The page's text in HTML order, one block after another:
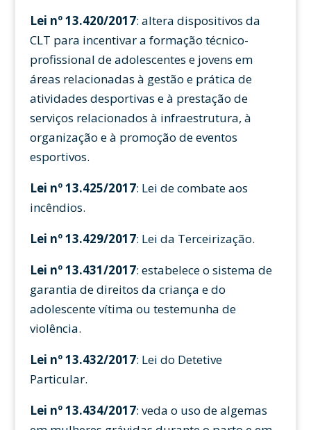
Lei nº 13.420/2017: altera dispositivos da
CLT para incentivar a formação técnico-
profissional de adolescentes e jovens em
áreas relacionadas à gestão e prática de
atividades desportivas e à prestação de
serviços relacionados à infraestrutura, à
organização e à promoção de eventos
esportivos.
Lei nº 13.425/2017: Lei de combate aos
incêndios.
Lei nº 13.429/2017: Lei da Terceirização.
Lei nº 13.431/2017: estabelece o sistema de
garantia de direitos da criança e do
adolescente vítima ou testemunha de
violência.
Lei nº 13.432/2017: Lei do Detetive
Particular.
Lei nº 13.434/2017: veda o uso de algemas